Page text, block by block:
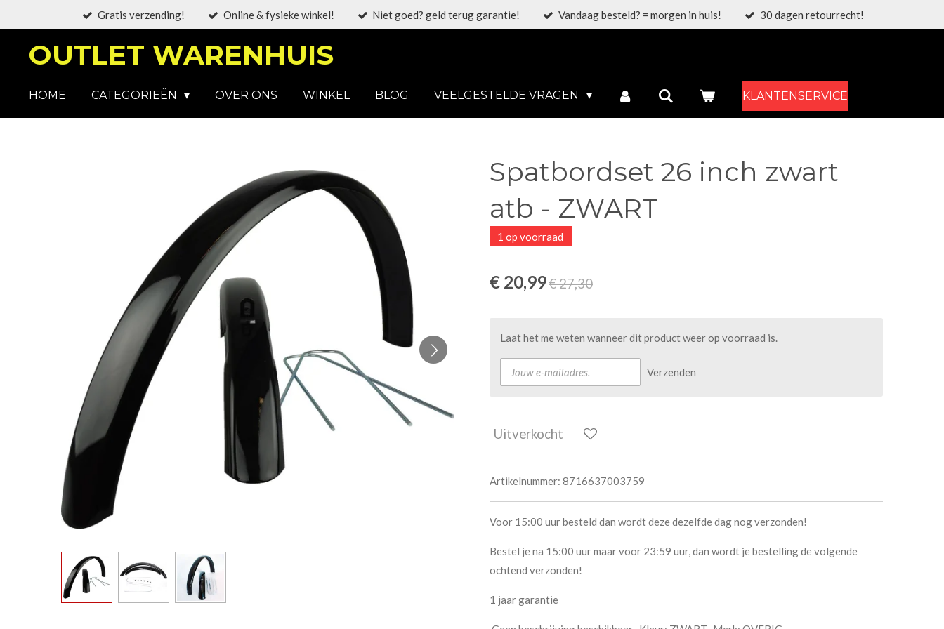
hoofdinhoud
Gratis verzending! Online & fysieke winkel! Niet goed? geld terug garantie! Vandaag besteld? = morgen in huis! 30 dagen retourrecht!
OUTLET WARENHUIS
HOME CATEGORIEËN OVER ONS WINKEL BLOG VEELGESTELDE VRAGEN KLANTENSERVICE
Spatbordset 26 inch zwart
atb - ZWART
1 op voorraad
€ 20,99€ 27,30
Laat het me weten wanneer dit product weer op voorraad is.
Verzenden
Uitverkocht
Artikelnummer: 8716637003759
Voor 15:00 uur besteld dan wordt deze dezelfde dag nog verzonden!
Bestel je na 15:00 uur maar voor 23:59 uur, dan wordt je bestelling de volgende
ochtend verzonden!
1 jaar garantie